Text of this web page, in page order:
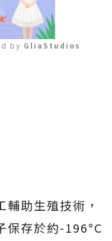
by GliaStudios
助生殖技術，
保存於約-196°C